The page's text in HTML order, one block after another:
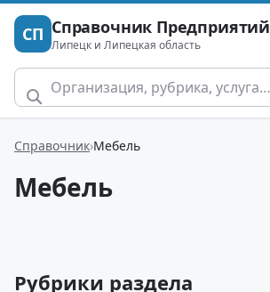
СП Справочник Предприятий
Липецк и Липецкая область
Справочник Мебель
Мебель
Рубрики раздела